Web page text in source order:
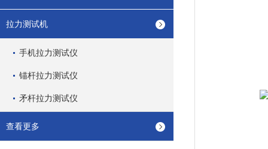
拉力测试机
手机拉力测试仪
锚杆拉力测试仪
矛杆拉力测试仪
查看更多